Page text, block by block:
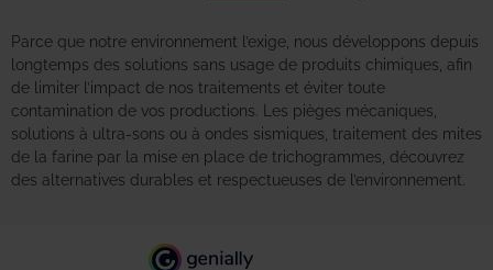
Parce que notre environnement l’exige, nous développons depuis
longtemps des solutions sans usage de produits chimiques, afin
de limiter l’impact de nos traitements et éviter toute
contamination de vos productions. Les pièges mécaniques,
solutions à ultra-sons ou à ondes sismiques, traitement des mites
de la farine par la mise en place de trichogrammes, découvrez
des alternatives durables et respectueuses de l’environnement.